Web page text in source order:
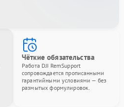
Чёткие обязательства
Работа DJI RemSupport
сопровождается прописанными
гарантийными условиями — без
размытых формулировок.